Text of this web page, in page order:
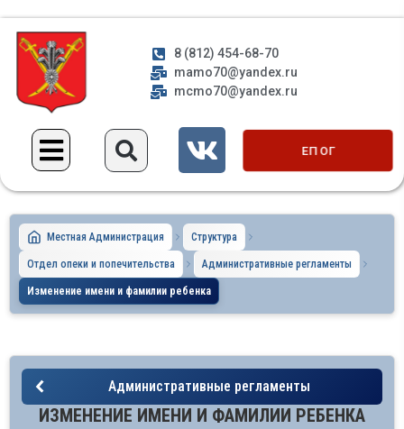
8 (812) 454-68-70
mamo70@yandex.ru
mcmo70@yandex.ru
ЕП ОГ
Местная Администрация Структура
Отдел опеки и попечительства Административные регламенты
Изменение имени и фамилии ребенка
Административные регламенты
ИЗМЕНЕНИЕ ИМЕНИ И ФАМИЛИИ РЕБЕНКА